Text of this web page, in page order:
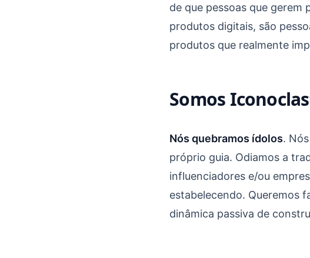
de que pessoas que gerem
produtos digitais, são
produtos que realmente
Somos
Nós quebramos ídolos.
próprio guia. Odiamos a
influenciadores e/ou
estabelecendo. Queremos
dinâmica passiva de